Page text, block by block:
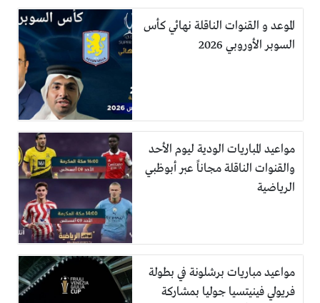
الموعد و القنوات الناقلة نهائي كأس
السوبر الأوروبي 2026
مواعيد المباريات الودية ليوم الأحد
والقنوات الناقلة مجاناً عبر أبوظبي
الرياضية
مواعيد مباريات برشلونة في بطولة
فريولي فينيتسيا جوليا بمشاركة